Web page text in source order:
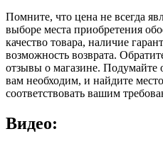
Помните, что цена не всегда
выборе места приобретения
качество товара, наличие
возможность возврата.
отзывы о магазине. Подумайте
вам необходим, и найдите
соответствовать вашим
Видео: